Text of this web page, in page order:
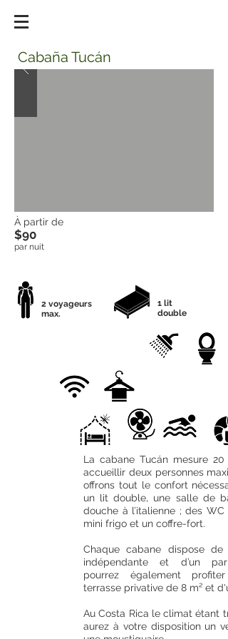
Cabaña Tucán
À partir de
$90
par nuit
2 voyageurs
max.
1 lit
double
La cabane Tucán mesure 20
accueillir deux personnes
offrons tout le confort
un lit double, une salle de
douche à l’italienne ; des WC
mini frigo et un coffre-fort.
Chaque cabane dispose de
indépendante et d’un
pourrez également
terrasse privative de 8 m² et
Au Costa Rica le climat étant
aurez à votre disposition un